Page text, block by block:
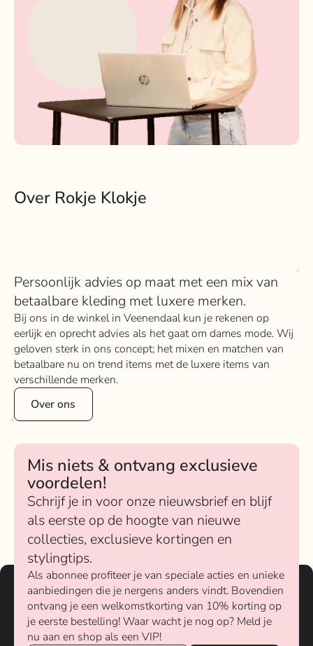
Over Rokje Klokje
Persoonlijk advies op maat met een mix van
betaalbare kleding met luxere merken.
Bij ons in de winkel in Veenendaal kun je rekenen op
eerlijk en oprecht advies als het gaat om dames mode. Wij
geloven sterk in ons concept; het mixen en matchen van
betaalbare nu on trend items met de luxere items van
verschillende merken.
Over ons
Mis niets & ontvang exclusieve
voordelen!
Schrijf je in voor onze nieuwsbrief en blijf
als eerste op de hoogte van nieuwe
collecties, exclusieve kortingen en
stylingtips.
Als abonnee profiteer je van speciale acties en unieke
aanbiedingen die je nergens anders vindt. Bovendien
ontvang je een welkomstkorting van 10% korting op
je eerste bestelling! Waar wacht je nog op? Meld je
nu aan en shop als een VIP!